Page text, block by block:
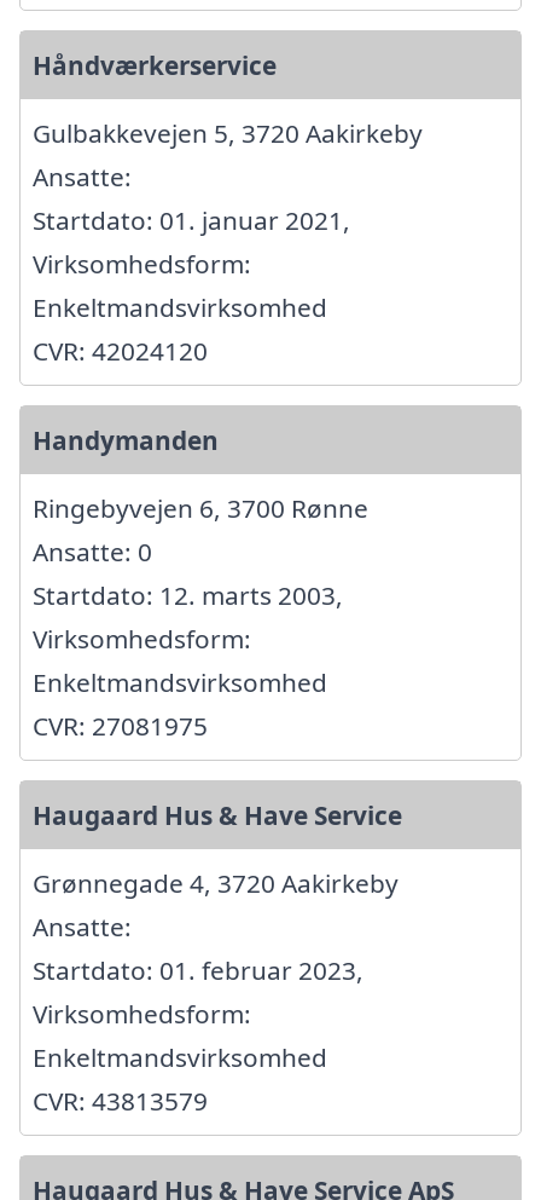
Håndværkerservice
Gulbakkevejen 5, 3720 Aakirkeby
Ansatte:
Startdato: 01. januar 2021,
Virksomhedsform:
Enkeltmandsvirksomhed
CVR: 42024120
Handymanden
Ringebyvejen 6, 3700 Rønne
Ansatte: 0
Startdato: 12. marts 2003,
Virksomhedsform:
Enkeltmandsvirksomhed
CVR: 27081975
Haugaard Hus & Have Service
Grønnegade 4, 3720 Aakirkeby
Ansatte:
Startdato: 01. februar 2023,
Virksomhedsform:
Enkeltmandsvirksomhed
CVR: 43813579
Haugaard Hus & Have Service ApS